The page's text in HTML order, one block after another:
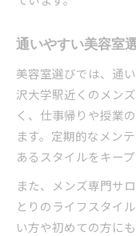
通いやすい美容室
美容室選びでは、通
沢大学駅近くのメン
く、仕事帰りや授業
ます。定期的なメン
あるスタイルをキー
また、メンズ専門サ
とりのライフスタイ
い方や初めての方に